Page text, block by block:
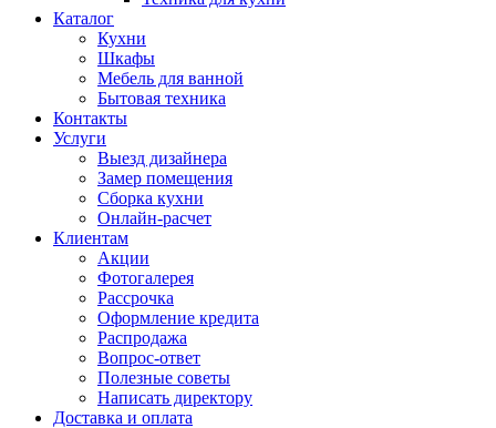
Каталог
Кухни
Шкафы
Мебель для ванной
Бытовая техника
Контакты
Услуги
Выезд дизайнера
Замер помещения
Сборка кухни
Онлайн-расчет
Клиентам
Акции
Фотогалерея
Рассрочка
Оформление кредита
Распродажа
Вопрос-ответ
Полезные советы
Написать директору
Доставка и оплата